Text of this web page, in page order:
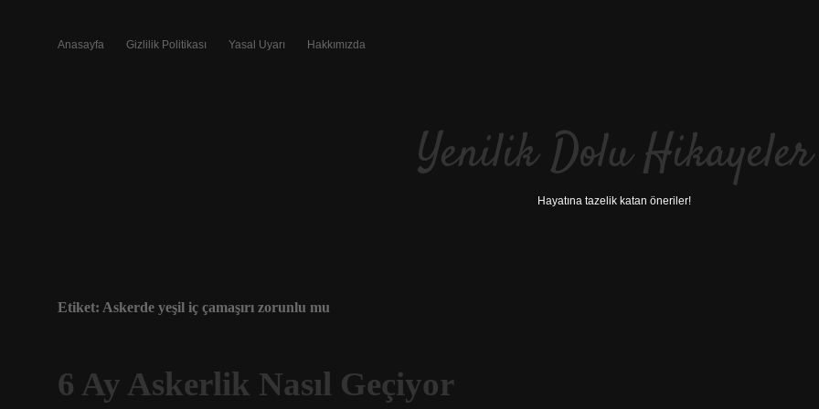
Anasayfa Gizlilik Politikası Yasal Uyarı Hakkımızda
Yenilik Dolu Hikayeler
Hayatına tazelik katan öneriler!
Etiket: Askerde yeşil iç çamaşırı zorunlu mu
6 Ay Askerlik Nasıl Geçiyor